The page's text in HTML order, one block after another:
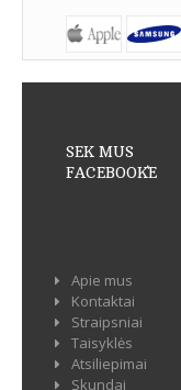
SEK MUS
FACEBOOK`E
Apie mus
Kontaktai
Straipsniai
Taisyklės
Atsiliepimai
Skundai